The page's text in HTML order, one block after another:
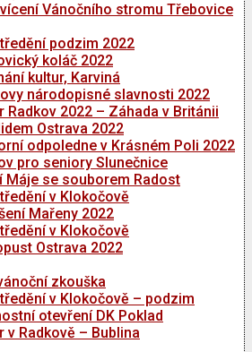
Vánočního stromu Třebovice
podzim 2022
koláč 2022
kultur, Karviná
národopisné slavnosti 2022
Radkov 2022 – Záhada v Británii
Ostrava 2022
odpoledne v Krásném Poli 2022
pro seniory Slunečnice
Máje se souborem Radost
v Klokočově
Mařeny 2022
v Klokočově
Ostrava 2022
zkouška
v Klokočově – podzim
otevření DK Poklad
v Radkově – Bublina